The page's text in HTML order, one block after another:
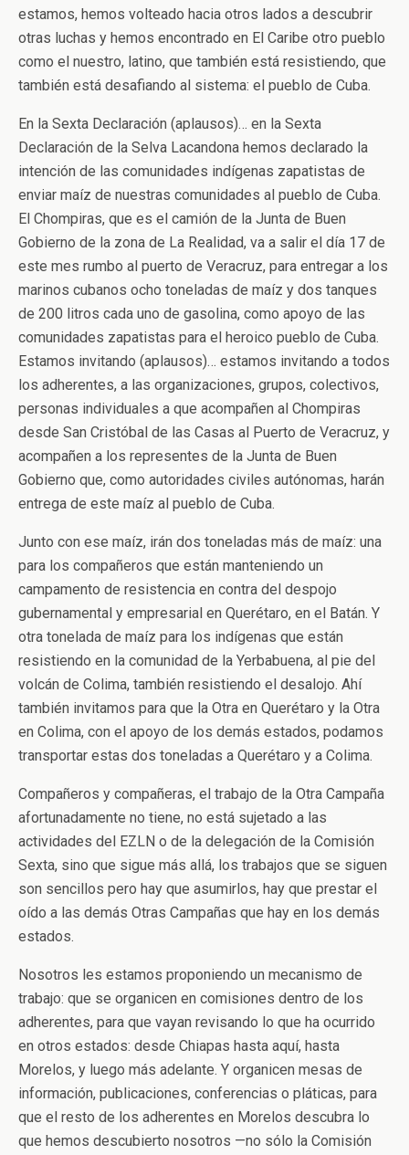
estamos, hemos volteado hacia otros lados a descubrir
otras luchas y hemos encontrado en El Caribe otro pueblo
como el nuestro, latino, que también está resistiendo, que
también está desafiando al sistema: el pueblo de Cuba.
En la Sexta Declaración (aplausos)… en la Sexta
Declaración de la Selva Lacandona hemos declarado la
intención de las comunidades indígenas zapatistas de
enviar maíz de nuestras comunidades al pueblo de Cuba.
El Chompiras, que es el camión de la Junta de Buen
Gobierno de la zona de La Realidad, va a salir el día 17 de
este mes rumbo al puerto de Veracruz, para entregar a los
marinos cubanos ocho toneladas de maíz y dos tanques
de 200 litros cada uno de gasolina, como apoyo de las
comunidades zapatistas para el heroico pueblo de Cuba.
Estamos invitando (aplausos)… estamos invitando a todos
los adherentes, a las organizaciones, grupos, colectivos,
personas individuales a que acompañen al Chompiras
desde San Cristóbal de las Casas al Puerto de Veracruz, y
acompañen a los representes de la Junta de Buen
Gobierno que, como autoridades civiles autónomas, harán
entrega de este maíz al pueblo de Cuba.
Junto con ese maíz, irán dos toneladas más de maíz: una
para los compañeros que están manteniendo un
campamento de resistencia en contra del despojo
gubernamental y empresarial en Querétaro, en el Batán. Y
otra tonelada de maíz para los indígenas que están
resistiendo en la comunidad de la Yerbabuena, al pie del
volcán de Colima, también resistiendo el desalojo. Ahí
también invitamos para que la Otra en Querétaro y la Otra
en Colima, con el apoyo de los demás estados, podamos
transportar estas dos toneladas a Querétaro y a Colima.
Compañeros y compañeras, el trabajo de la Otra Campaña
afortunadamente no tiene, no está sujetado a las
actividades del EZLN o de la delegación de la Comisión
Sexta, sino que sigue más allá, los trabajos que se siguen
son sencillos pero hay que asumirlos, hay que prestar el
oído a las demás Otras Campañas que hay en los demás
estados.
Nosotros les estamos proponiendo un mecanismo de
trabajo: que se organicen en comisiones dentro de los
adherentes, para que vayan revisando lo que ha ocurrido
en otros estados: desde Chiapas hasta aquí, hasta
Morelos, y luego más adelante. Y organicen mesas de
información, publicaciones, conferencias o pláticas, para
que el resto de los adherentes en Morelos descubra lo
que hemos descubierto nosotros —no sólo la Comisión